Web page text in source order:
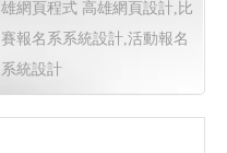
式 客制高雄網頁程式 客制高
雄網頁設計 客制網頁程式 高
雄網頁程式 高雄網頁設計,比